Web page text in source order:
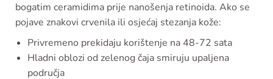
bogatim ceramidima prije nanošenja retinoida. Ako se
pojave znakovi crvenila ili osjećaj stezanja kože:
Privremeno prekidaju korištenje na 48-72 sata
Hladni oblozi od zelenog čaja smiruju upaljena
područja